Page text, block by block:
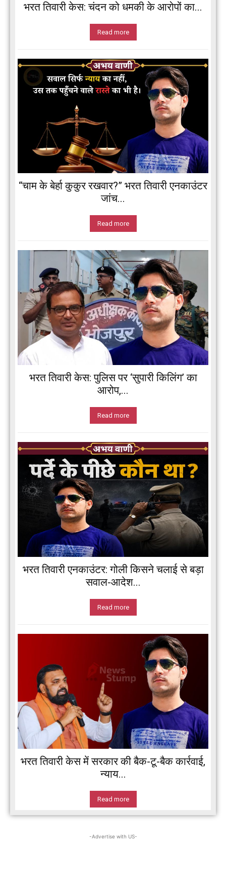
भरत तिवारी केस: चंदन को धमकी के आरोपों का...
Read more
“चाम के बेर्हा कुकुर रखवार?” भरत तिवारी एनकाउंटर
जांच...
Read more
भरत तिवारी केस: पुलिस पर ‘सुपारी किलिंग’ का
आरोप,...
Read more
भरत तिवारी एनकाउंटर: गोली किसने चलाई से बड़ा
सवाल-आदेश...
Read more
भरत तिवारी केस में सरकार की बैक-टू-बैक कार्रवाई,
न्याय...
Read more
-Advertise with US-